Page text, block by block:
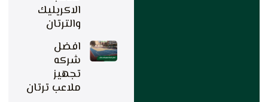
الاكريليك
والترتان
افضل
شركه
تجهيز
ملاعب ترتان